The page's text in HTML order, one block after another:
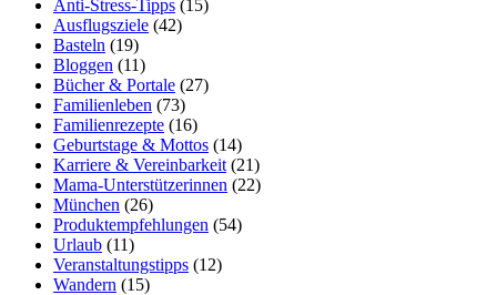
Anti-Stress-Tipps (15)
Ausflugsziele (42)
Basteln (19)
Bloggen (11)
Bücher & Portale (27)
Familienleben (73)
Familienrezepte (16)
Geburtstage & Mottos (14)
Karriere & Vereinbarkeit (21)
Mama-Unterstützerinnen (22)
München (26)
Produktempfehlungen (54)
Urlaub (11)
Veranstaltungstipps (12)
Wandern (15)